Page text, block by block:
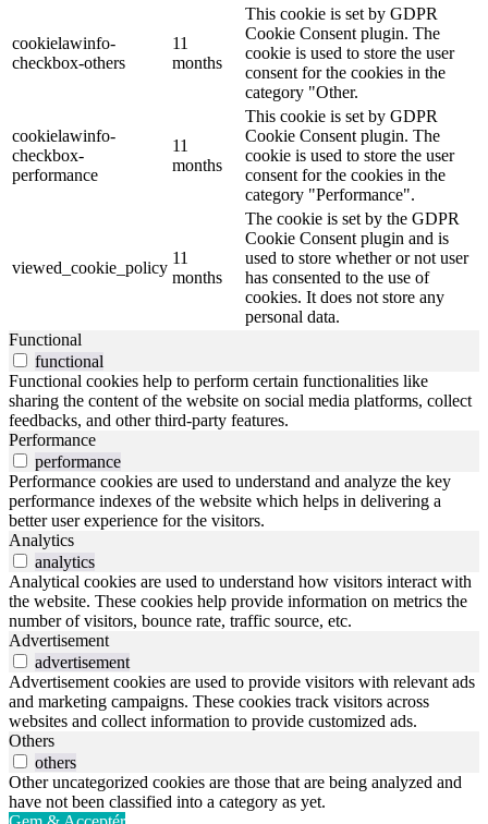
cookielawinfo-
checkbox-others
11
months
This cookie is set by GDPR
Cookie Consent plugin. The
cookie is used to store the user
consent for the cookies in the
category "Other.
cookielawinfo-
checkbox-
performance
11
months
This cookie is set by GDPR
Cookie Consent plugin. The
cookie is used to store the user
consent for the cookies in the
category "Performance".
viewed_cookie_policy
11
months
The cookie is set by the GDPR
Cookie Consent plugin and is
used to store whether or not user
has consented to the use of
cookies. It does not store any
personal data.
Functional
functional
Functional cookies help to perform certain functionalities like
sharing the content of the website on social media platforms, collect
feedbacks, and other third-party features.
Performance
performance
Performance cookies are used to understand and analyze the key
performance indexes of the website which helps in delivering a
better user experience for the visitors.
Analytics
analytics
Analytical cookies are used to understand how visitors interact with
the website. These cookies help provide information on metrics the
number of visitors, bounce rate, traffic source, etc.
Advertisement
advertisement
Advertisement cookies are used to provide visitors with relevant ads
and marketing campaigns. These cookies track visitors across
websites and collect information to provide customized ads.
Others
others
Other uncategorized cookies are those that are being analyzed and
have not been classified into a category as yet.